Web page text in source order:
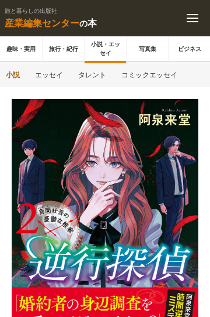
旅と暮らしの出版社
産業編集センターの本
趣味・実用 旅行・紀行
小説・エッ
セイ
写真集 ビジネス
小説 エッセイ タレント コミックエッセイ